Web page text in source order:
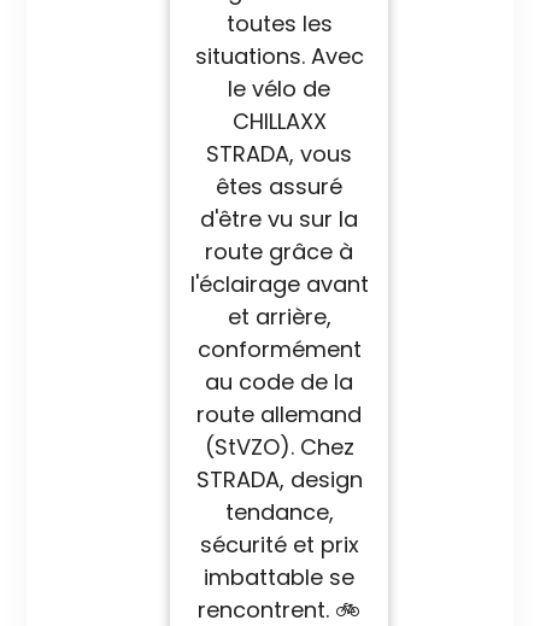
toutes les
situations. Avec
le vélo de
CHILLAXX
STRADA, vous
êtes assuré
d'être vu sur la
route grâce à
l'éclairage avant
et arrière,
conformément
au code de la
route allemand
(StVZO). Chez
STRADA, design
tendance,
sécurité et prix
imbattable se
rencontrent. 🚲